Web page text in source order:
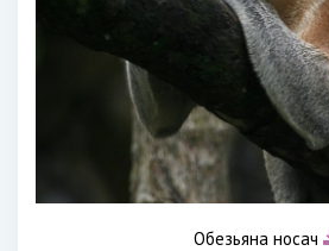
Обезьяна носач